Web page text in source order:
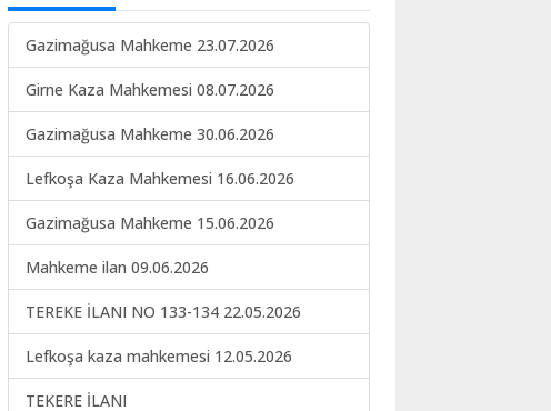
Gazimağusa Mahkeme 23.07.2026
Girne Kaza Mahkemesi 08.07.2026
Gazimağusa Mahkeme 30.06.2026
Lefkoşa Kaza Mahkemesi 16.06.2026
Gazimağusa Mahkeme 15.06.2026
Mahkeme ilan 09.06.2026
TEREKE İLANI NO 133-134 22.05.2026
Lefkoşa kaza mahkemesi 12.05.2026
TEKERE İLANI